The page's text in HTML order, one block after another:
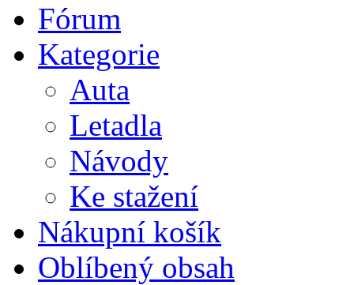
Fórum
Kategorie
Auta
Letadla
Návody
Ke stažení
Nákupní košík
Oblíbený obsah